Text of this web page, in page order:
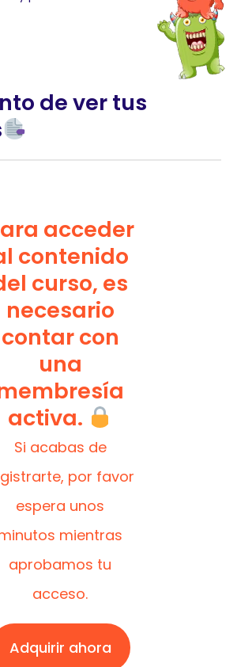
de ver tus
acceder
contenido
curso, es
necesario
contar con
una
activa.
Si acabas de
por favor
espera unos
mientras
aprobamos tu
acceso.
Adquirir ahora